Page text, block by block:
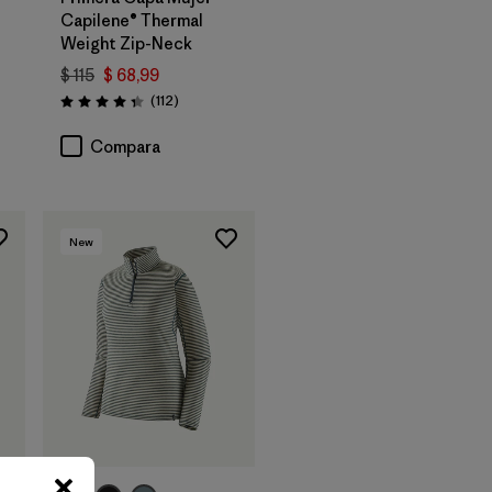
Capilene® Thermal
Weight Zip-Neck
$ 115 $ 68,99
Valoración: 4.4 / 5
(112Comentarios
)
Compara
New